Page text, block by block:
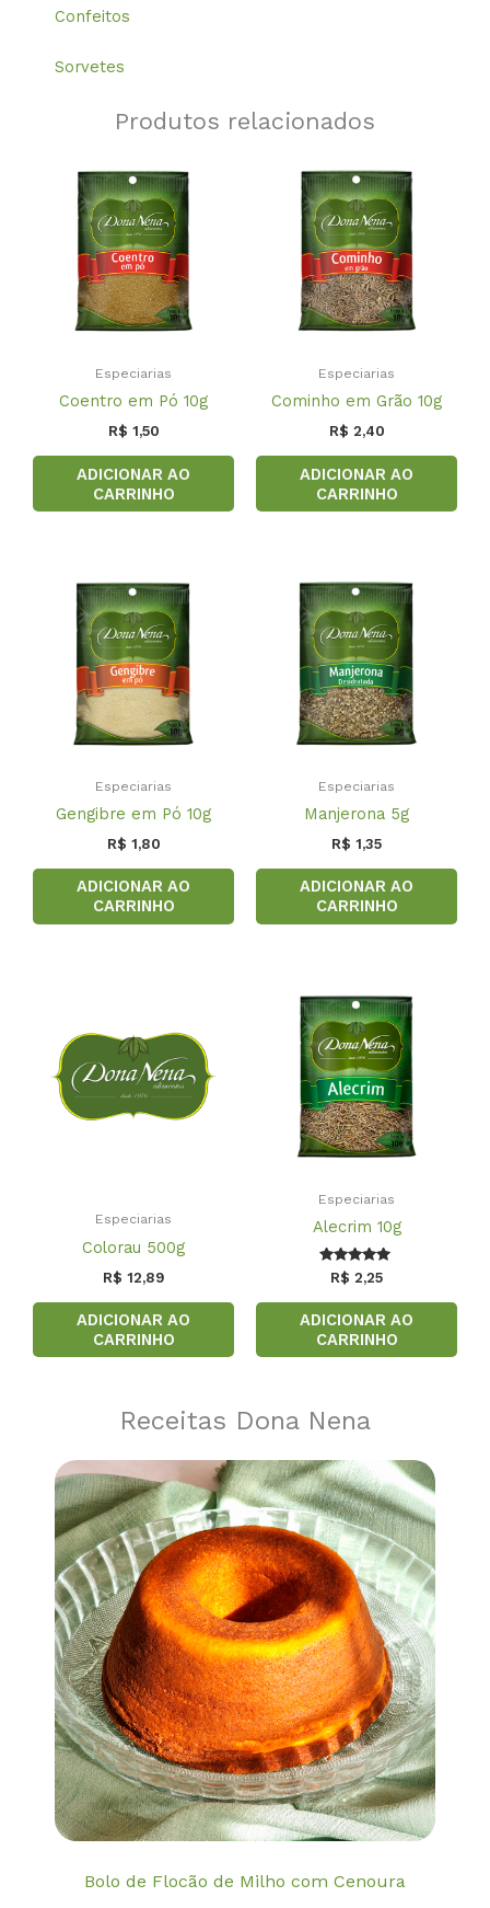
Confeitos
Sorvetes
Produtos relacionados
Especiarias
Coentro em Pó 10g
R$ 1,50
ADICIONAR AO
CARRINHO
Especiarias
Cominho em Grão 10g
R$ 2,40
ADICIONAR AO
CARRINHO
Especiarias
Gengibre em Pó 10g
R$ 1,80
ADICIONAR AO
CARRINHO
Especiarias
Manjerona 5g
R$ 1,35
ADICIONAR AO
CARRINHO
Especiarias
Colorau 500g
R$ 12,89
ADICIONAR AO
CARRINHO
Especiarias
Alecrim 10g
Avaliação
5.00
de 5
R$ 2,25
ADICIONAR AO
CARRINHO
Receitas Dona Nena
Bolo de Flocão de Milho com Cenoura